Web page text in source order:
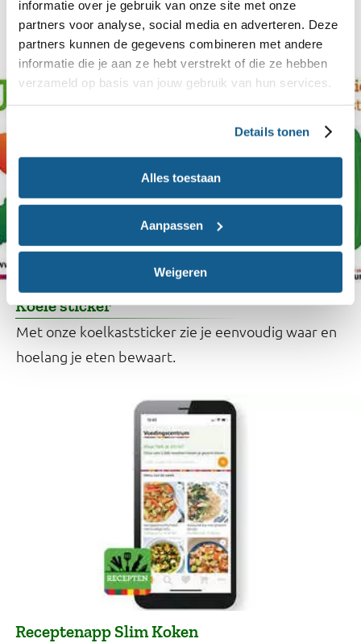
informatie over je gebruik van onze site met onze
partners voor analyse, social media en adverteren. Deze
partners kunnen de gegevens combineren met andere
informatie die je aan ze hebt verstrekt of die ze hebben
verzameld op basis van jouw gebruik van hun services.
Details tonen
Alles toestaan
Aanpassen
Weigeren
Met het Eetmaatje kook je heel eenvoudig op
maat. Een unieke maatbeker die per portie meet.
Koele sticker
Met onze koelkaststicker zie je eenvoudig waar en
hoelang je eten bewaart.
Receptenapp Slim Koken